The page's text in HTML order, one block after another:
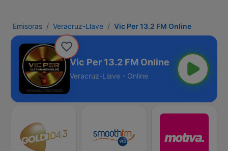
Emisoras Veracruz-Llave Vic Per 13.2 FM Online
Vic Per 13.2 FM Online
Veracruz-Llave - Online